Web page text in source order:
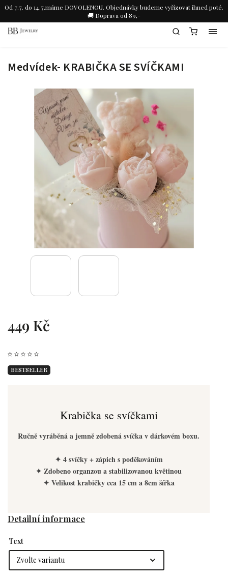
Od 7.7. do 14.7.máme DOVOLENOU. Objednávky budeme vyřízovat ihned poté.
🚚 Doprava od 89,-
Medvídek- KRABIČKA SE SVÍČKAMI
449 Kč
BESTSELLER
Krabička se svíčkami
Ručně vyráběná a jemně zdobená svíčka v dárkovém boxu.
✦ 4 svíčky + zápich s poděkováním
✦ Zdobeno organzou a stabilizovanou květinou
✦ Velikost krabičky cca 15 cm a 8cm šířka
Detailní informace
Text